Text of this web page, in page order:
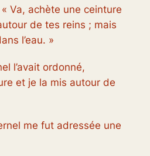
« Va, achète une ceinture
de tes reins ; mais
l’eau. »
l’avait ordonné,
et je la mis autour de
me fut adressée une